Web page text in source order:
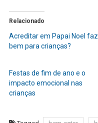
Relacionado
Acreditar em Papai Noel faz
bem para crianças?
Festas de fim de ano e o
impacto emocional nas
crianças